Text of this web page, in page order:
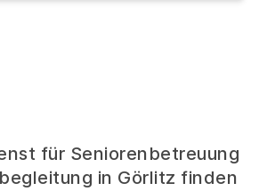
für Seniorenbetreuung
in Görlitz finden